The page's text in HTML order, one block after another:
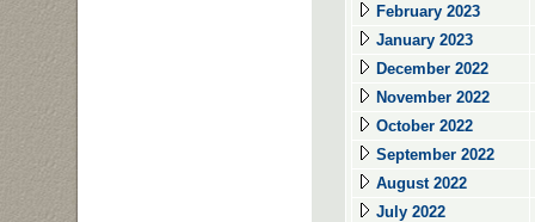
February 2023
January 2023
December 2022
November 2022
October 2022
September 2022
August 2022
July 2022